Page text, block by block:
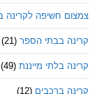
חשיפה לקרינה בלתי
בבתי הספר (21)
מייננת (49)
ברכבים (12)